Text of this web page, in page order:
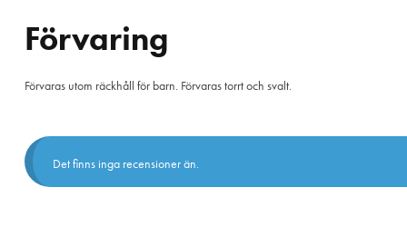
Förvaring
Förvaras utom räckhåll för barn. Förvaras torrt och svalt.
Det finns inga recensioner än.